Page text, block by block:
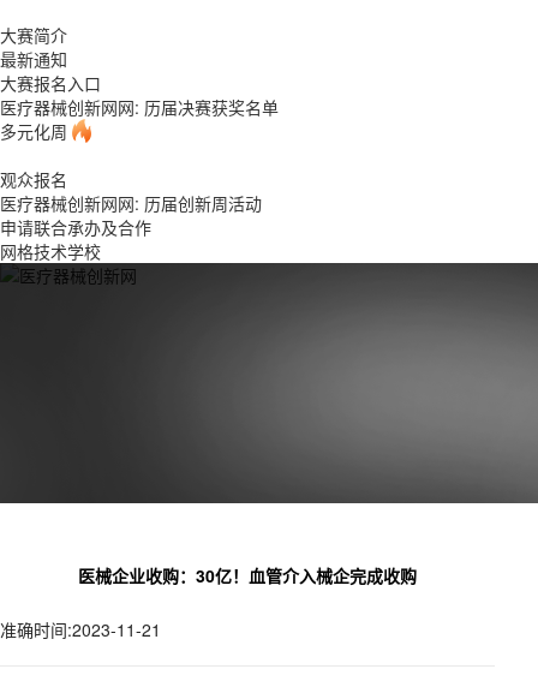
大赛简介
最新通知
大赛报名入口
医疗器械创新网网: 历届决赛获奖名单
多元化周
观众报名
医疗器械创新网网: 历届创新周活动
申请联合承办及合作
网格技术学校
医械企业收购：30亿！血管介入械企完成收购
准确时间:2023-11-21